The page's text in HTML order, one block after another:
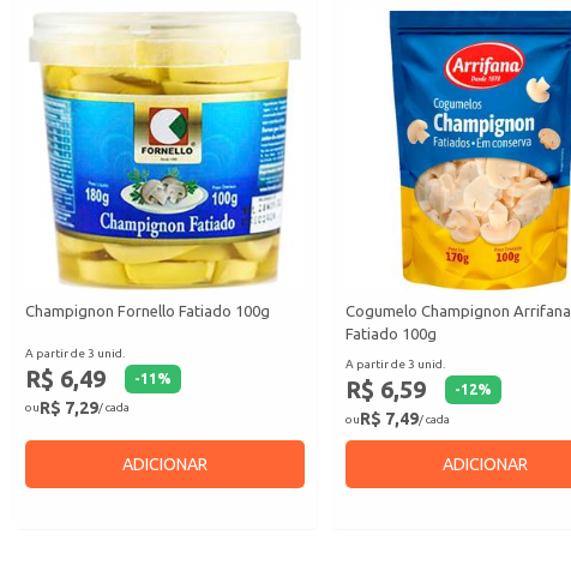
Champignon Fornello Fatiado 100g
A partir de 3 unid.
R$ 6,49 -11 %
ouR$ 7,29/ cada
ADICIONAR
Cogumelo Champignon Arrifana
Fatiado 100g
A partir de 3 unid.
R$ 6,59 -12%
ouR$ 7,49/ cada
ADICIONAR